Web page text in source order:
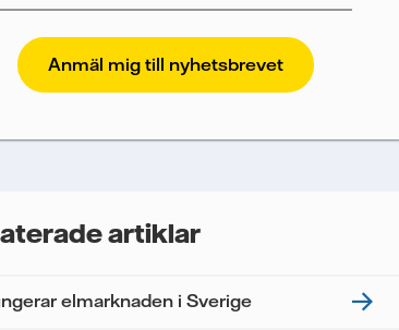
skyddar och respekterar din integritet.
att Vattenfalls storföretagsförsäljning ska
skicka nyhetsbrevet till dig, behöver vi dina
och analysera deras prestanda, inklusive
med tredje part, och du kan när som helst
behandlar dina personuppgifter.
artiklar
elmarknaden i Sverige